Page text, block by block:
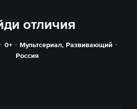
отличия
0+ Мультсериал, Развивающий
Россия